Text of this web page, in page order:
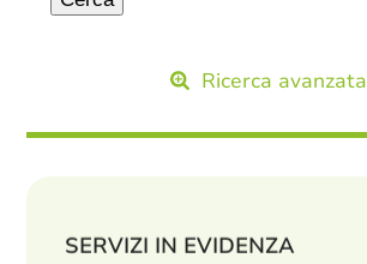
Ricerca avanzata
SERVIZI IN EVIDENZA